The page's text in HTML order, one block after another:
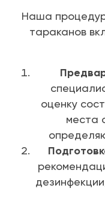
Наша
тараканов
оценку
места